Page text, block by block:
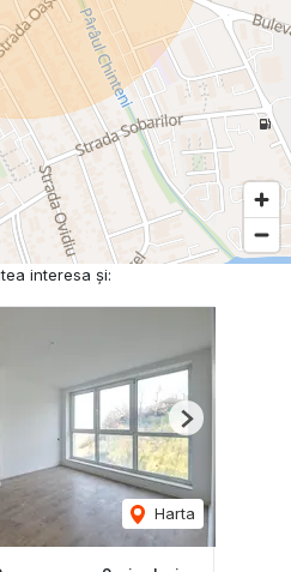
interesa și:
Harta
Next